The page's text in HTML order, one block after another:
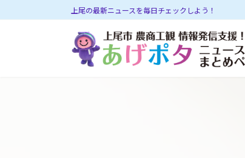
ン
ビ
上尾の最新ニュースを毎日チェックしよう！